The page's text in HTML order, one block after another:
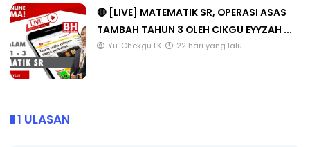
🔴 [LIVE] MATEMATIK SR, OPERASI ASAS
TAMBAH TAHUN 3 OLEH CIKGU EYYZAH ...
Yu. Chekgu LK 22 hari yang lalu
1 ULASAN